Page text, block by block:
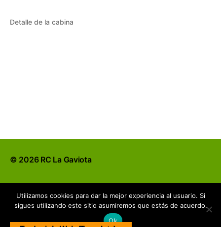
Detalle de la cabina
© 2026 RC La Gaviota
Utilizamos cookies para dar la mejor experiencia al usuario. Si
sigues utilizando este sitio asumiremos que estás de acuerdo.
Ok